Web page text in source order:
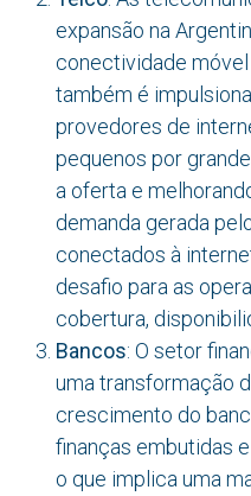
expansão na
conectividade
também é
provedores de
pequenos por
a oferta e
demanda gerada
conectados à
desafio para as
cobertura,
Bancos: O setor
uma transformação
crescimento do
finanças embutidas
o que implica uma